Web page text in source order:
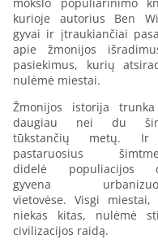
kurioje autorius Ben
gyvai ir įtraukiančiai
apie žmonijos
pasiekimus, kurių
nulėmė miestai.
Žmonijos istorija
daugiau nei du
tūkstančių metų.
pastaruosius
didelė populiacijos
gyvena
vietovėse. Visgi miestai,
niekas kitas, nulėmė
civilizacijos raidą.